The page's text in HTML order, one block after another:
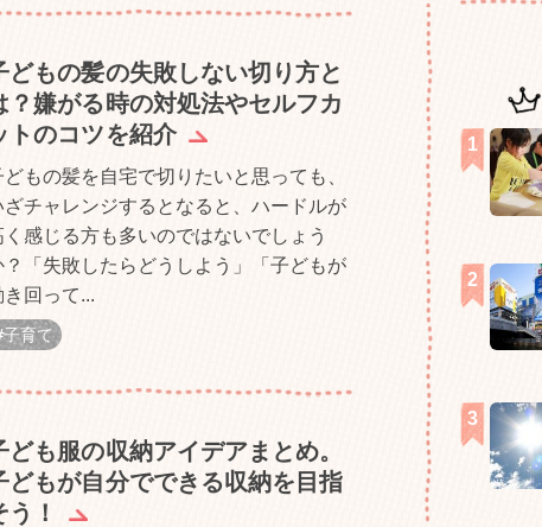
どもの髪の失敗しない切り方と
？嫌がる時の対処法やセルフカ
トのコツを紹介
どもの髪を自宅で切りたいと思っても、
ざチャレンジするとなると、ハードルが
く感じる方も多いのではないでしょう
？「失敗したらどうしよう」「子どもが
き回って...
子育て
ども服の収納アイデアまとめ。
どもが自分でできる収納を目指
う！